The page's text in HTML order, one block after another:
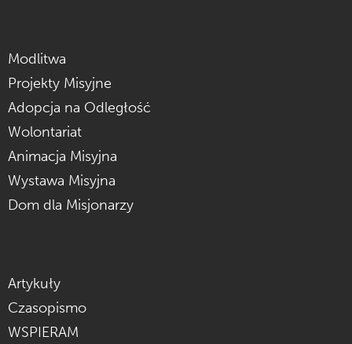
Modlitwa
Projekty Misyjne
Adopcja na Odległość
Wolontariat
Animacja Misyjna
Wystawa Misyjna
Dom dla Misjonarzy
Artykuły
Czasopismo
WSPIERAM